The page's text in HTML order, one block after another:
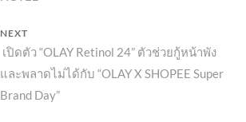
NEXT
เปิดตัว “OLAY Retinol 24” ตัวช่วยกู้หน้าพัง
และพลาดไม่ได้กับ “OLAY X SHOPEE Super
Brand Day”